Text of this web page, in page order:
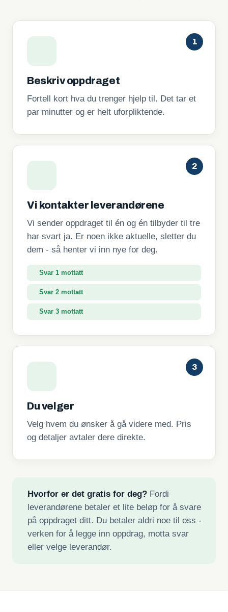
1
Beskriv oppdraget
Fortell kort hva du trenger hjelp til. Det tar et
par minutter og er helt uforpliktende.
2
Vi kontakter leverandørene
Vi sender oppdraget til én og én tilbyder til tre
har svart ja. Er noen ikke aktuelle, sletter du
dem - så henter vi inn nye for deg.
Svar 1 mottatt
Svar 2 mottatt
Svar 3 mottatt
3
Du velger
Velg hvem du ønsker å gå videre med. Pris
og detaljer avtaler dere direkte.
Hvorfor er det gratis for deg?Fordi
leverandørene betaler et lite beløp for å svare
på oppdraget ditt. Du betaler aldri noe til oss -
verken for å legge inn oppdrag, motta svar
eller velge leverandør.